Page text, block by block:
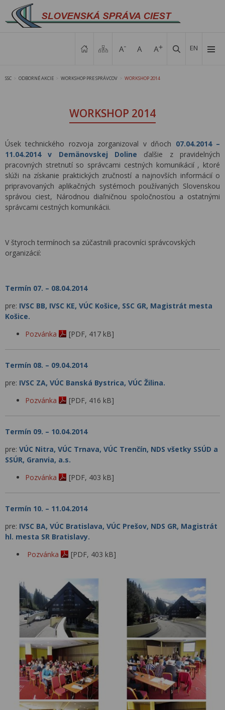
EN
SSC ODBORNÉ AKCIE WORKSHOP PRE SPRÁVCOV WORKSHOP 2014
WORKSHOP 2014
Úsek technického rozvoja zorganizoval v dňoch 07.04.2014 –
11.04.2014 v Demänovskej Doline ďalšie z pravidelných
pracovných stretnutí so správcami cestných komunikácií , ktoré
slúži na získanie praktických zručností a najnovších informácií o
pripravovaných aplikačných systémoch používaných Slovenskou
správou ciest, Národnou diaľničnou spoločnosťou a ostatnými
správcami cestných komunikácii.
V štyroch termínoch sa zúčastnili pracovníci správcovských
organizácií:
Termín 07. – 08.04.2014
pre: IVSC BB, IVSC KE, VÚC Košice, SSC GR, Magistrát mesta
Košice.
Pozvánka
[PDF, 417 kB]
Termín 08. – 09.04.2014
pre: IVSC ZA, VÚC Banská Bystrica, VÚC Žilina.
Pozvánka
[PDF, 416 kB]
Termín 09. – 10.04.2014
pre: VÚC Nitra, VÚC Trnava, VÚC Trenčín, NDS všetky SSÚD a
SSÚR, Granvia, a.s.
Pozvánka
[PDF, 403 kB]
Termín 10. – 11.04.2014
pre: IVSC BA, VÚC Bratislava, VÚC Prešov, NDS GR, Magistrát
hl. mesta SR Bratislavy.
Pozvánka
[PDF, 403 kB]